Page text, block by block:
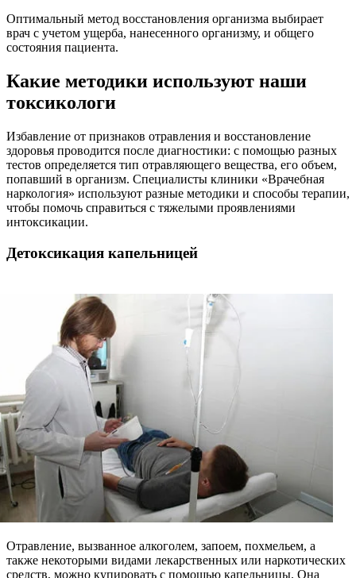
Оптимальный метод восстановления организма выбирает
врач с учетом ущерба, нанесенного организму, и общего
состояния пациента.
Какие методики используют наши
токсикологи
Избавление от признаков отравления и восстановление
здоровья проводится после диагностики: с помощью разных
тестов определяется тип отравляющего вещества, его объем,
попавший в организм. Специалисты клиники «Врачебная
наркология» используют разные методики и способы терапии,
чтобы помочь справиться с тяжелыми проявлениями
интоксикации.
Детоксикация капельницей
Отравление, вызванное алкоголем, запоем, похмельем, а
также некоторыми видами лекарственных или наркотических
средств, можно купировать с помощью капельницы. Она